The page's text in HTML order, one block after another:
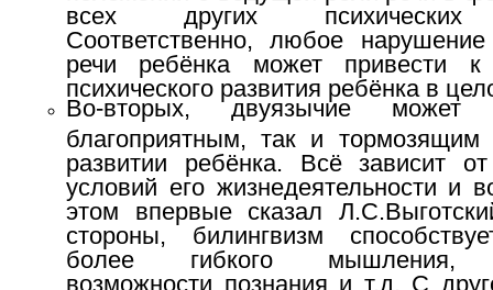
всех других психических
Соответственно, любое
речи ребёнка может привести к
психического развития ребёнка в
Во-вторых, двуязычие
благоприятным, так и
развитии ребёнка. Всё зависит от
условий его жизнедеятельности и
этом впервые сказал
стороны, билингвизм
более гибкого мышления,
возможности познания и т.д. С